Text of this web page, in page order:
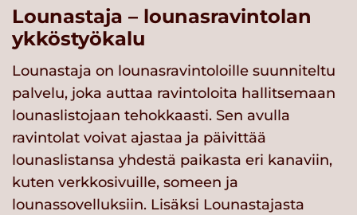
Lounastaja – lounasravintolan
ykköstyökalu
Lounastaja on lounasravintoloille suunniteltu
palvelu, joka auttaa ravintoloita hallitsemaan
lounaslistojaan tehokkaasti. Sen avulla
ravintolat voivat ajastaa ja päivittää
lounaslistansa yhdestä paikasta eri kanaviin,
kuten verkkosivuille, someen ja
lounassovelluksiin. Lisäksi Lounastajasta